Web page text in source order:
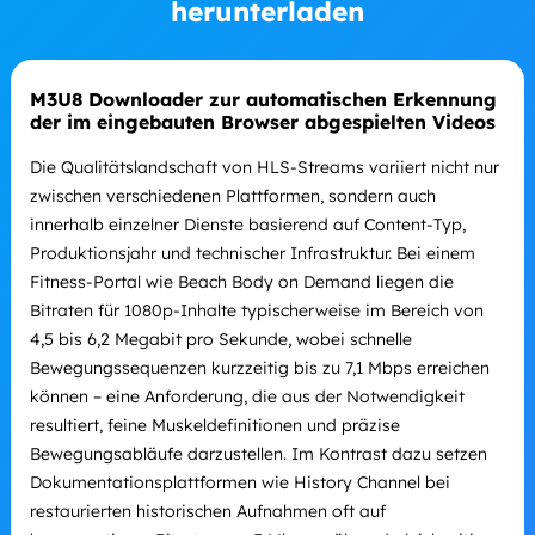
herunterladen
M3U8 Downloader zur automatischen Erkennung
der im eingebauten Browser abgespielten Videos
Die Qualitätslandschaft von HLS-Streams variiert nicht nur
zwischen verschiedenen Plattformen, sondern auch
innerhalb einzelner Dienste basierend auf Content-Typ,
Produktionsjahr und technischer Infrastruktur. Bei einem
Fitness-Portal wie Beach Body on Demand liegen die
Bitraten für 1080p-Inhalte typischerweise im Bereich von
4,5 bis 6,2 Megabit pro Sekunde, wobei schnelle
Bewegungssequenzen kurzzeitig bis zu 7,1 Mbps erreichen
können – eine Anforderung, die aus der Notwendigkeit
resultiert, feine Muskeldefinitionen und präzise
Bewegungsabläufe darzustellen. Im Kontrast dazu setzen
Dokumentationsplattformen wie History Channel bei
restaurierten historischen Aufnahmen oft auf